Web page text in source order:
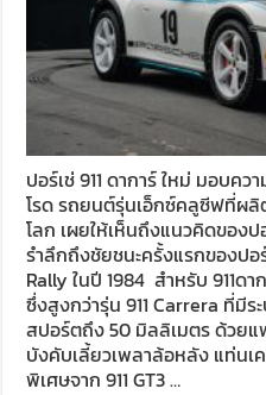
ปอร์เช่ 911 ดาการ์ ใหม่ มอบค
โรด รถยนต์รุ่นเอ็กซ์คลูซีฟที่ผ
โลก เผยให้เห็นถึงแนวคิดของป
รำลึกถึงชัยชนะครั้งแรกของปอ
Rally ในปี 1984 สำหรับ 911ด
ซึ่งสูงกว่ารุ่น 911 Carrera ที่มี
สปอร์ตถึง 50 มิลลิเมตร ด้วย
บังคับเลี้ยวเพลาล้อหลัง แท่นเ
พิเศษจาก 911 GT3 …